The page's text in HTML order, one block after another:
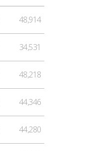
48,914
34,531
48,218
44,346
44,280